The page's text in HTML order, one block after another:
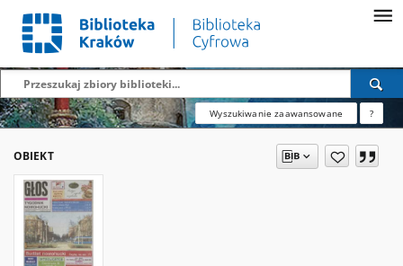
Wyszukiwanie zaawansowane ?
OBIEKT